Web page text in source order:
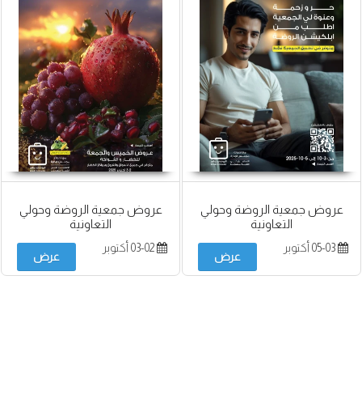
عروض جمعية الروضة وحولي
التعاونية
عرض
عروض جمعية الروضة وحولي
التعاونية
عرض